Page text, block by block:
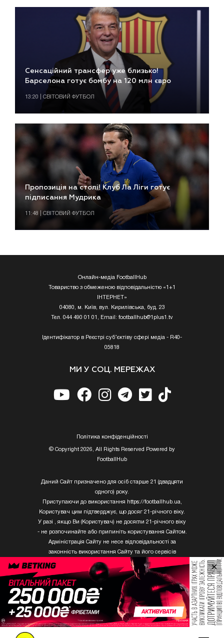
Сенсаційний трансфер уже близько!
Барселона готує бомбу на 120 млн євро
13:20 | СВІТОВИЙ ФУТБОЛ
Пропозиція на столі! Клуб Ла Ліги готує
підписання Мудрика
11:48 | СВІТОВИЙ ФУТБОЛ
Онлайн-медіа FootballHub
Товариство з обмеженою відповідальністю «1+1
ІНТЕРНЕТ»
04080, м. Київ, вул. Кирилівська, буд. 23
Тел. 044 490 01 01, Email: footballhub@1plus1.tv
Ідентифікатор в Реєстрі суб’єктіву сфері медіа - R40-
05818
МИ У СОЦ. МЕРЕЖАХ
Полiтика конфiденцiйностi
© Copyright 2026, All Rights Reserved Powered by
FootballHub
Даний Сайт призначено для осіб старше 21 (двадцяти
одного) року.
Приступаючи до використання https://footballhub.ua,
Користувач цим підтверджує, що досяг 21-річного віку.
У разі , якщо Ви (Користувач) не досягли 21-річного віку
- не розпочинайте або припиніть користування Сайтом.
Адміністрація Сайту не несе відповідальності за
законність використання Сайту та його сервісів
Користувачем, який не досяг 21-річного віку.
Твори Getty Images, що розміщені на сайті, не можуть
бути використані третіми особами без письмового
дозволу ТОВ «ГЛОБАЛ ІМІДЖЕС ЮКРЕЙН.
×